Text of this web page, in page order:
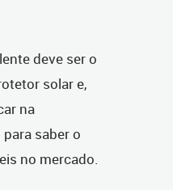
deve ser o
solar e,
na
saber o
no mercado.